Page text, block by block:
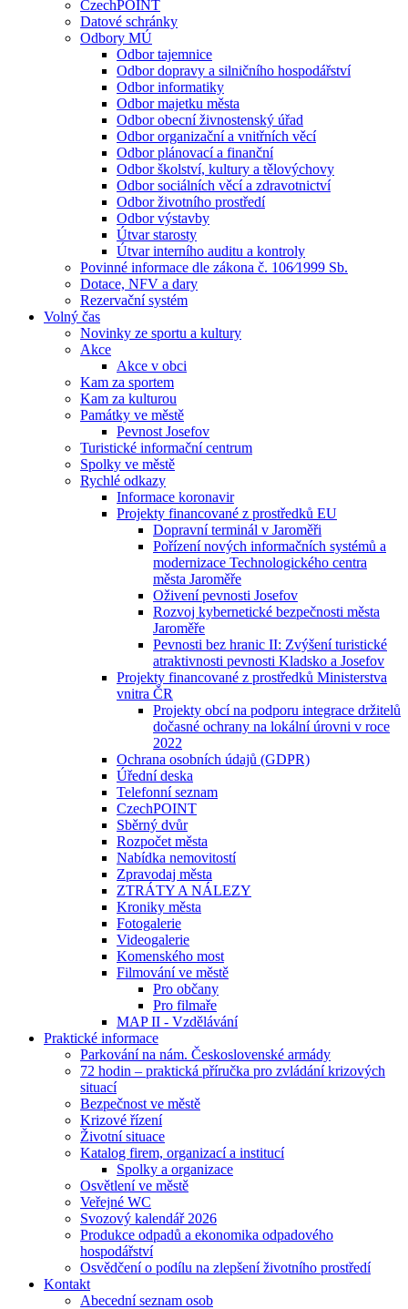
CzechPOINT
Datové schránky
Odbory MÚ
Odbor tajemnice
Odbor dopravy a silničního hospodářství
Odbor informatiky
Odbor majetku města
Odbor obecní živnostenský úřad
Odbor organizační a vnitřních věcí
Odbor plánovací a finanční
Odbor školství, kultury a tělovýchovy
Odbor sociálních věcí a zdravotnictví
Odbor životního prostředí
Odbor výstavby
Útvar starosty
Útvar interního auditu a kontroly
Povinné informace dle zákona č. 106⁄1999 Sb.
Dotace, NFV a dary
Rezervační systém
Volný čas
Novinky ze sportu a kultury
Akce
Akce v obci
Kam za sportem
Kam za kulturou
Památky ve městě
Pevnost Josefov
Turistické informační centrum
Spolky ve městě
Rychlé odkazy
Informace koronavir
Projekty financované z prostředků EU
Dopravní terminál v Jaroměři
Pořízení nových informačních systémů a
modernizace Technologického centra
města Jaroměře
Oživení pevnosti Josefov
Rozvoj kybernetické bezpečnosti města
Jaroměře
Pevnosti bez hranic II: Zvýšení turistické
atraktivnosti pevnosti Kladsko a Josefov
Projekty financované z prostředků Ministerstva
vnitra ČR
Projekty obcí na podporu integrace držitelů
dočasné ochrany na lokální úrovni v roce
2022
Ochrana osobních údajů (GDPR)
Úřední deska
Telefonní seznam
CzechPOINT
Sběrný dvůr
Rozpočet města
Nabídka nemovitostí
Zpravodaj města
ZTRÁTY A NÁLEZY
Kroniky města
Fotogalerie
Videogalerie
Komenského most
Filmování ve městě
Pro občany
Pro filmaře
MAP II - Vzdělávání
Praktické informace
Parkování na nám. Československé armády
72 hodin – praktická příručka pro zvládání krizových
situací
Bezpečnost ve městě
Krizové řízení
Životní situace
Katalog firem, organizací a institucí
Spolky a organizace
Osvětlení ve městě
Veřejné WC
Svozový kalendář 2026
Produkce odpadů a ekonomika odpadového
hospodářství
Osvědčení o podílu na zlepšení životního prostředí
Kontakt
Abecední seznam osob